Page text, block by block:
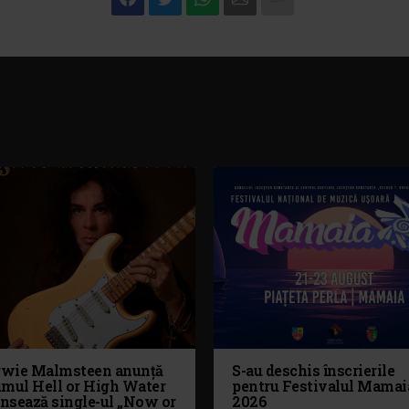
Malmsteen anunță
Hell or High Water
single-ul „Now or
S-au deschis înscrierile
pentru Festivalul
2026